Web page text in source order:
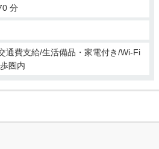
分
通費支給/生活備品・家電付き/Wi-Fi
圏内